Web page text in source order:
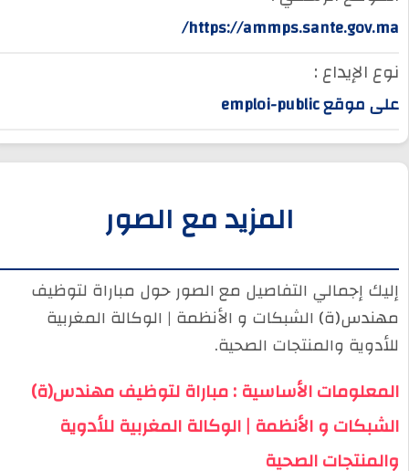
https://ammps.sante.gov.ma/
نوع الإيداع :
على موقع emploi-public
المزيد مع الصور
إليك إجمالي التفاصيل مع الصور حول مباراة لتوظيف
مهندس(ة) الشبكات و الأنظمة | الوكالة المغربية
للأدوية والمنتجات الصحية.
المعلومات الأساسية : مباراة لتوظيف مهندس(ة)
الشبكات و الأنظمة | الوكالة المغربية للأدوية
والمنتجات الصحية